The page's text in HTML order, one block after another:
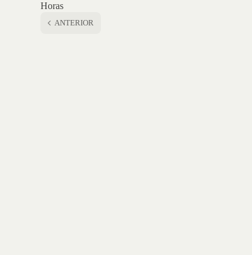
Horas
ANTERIOR